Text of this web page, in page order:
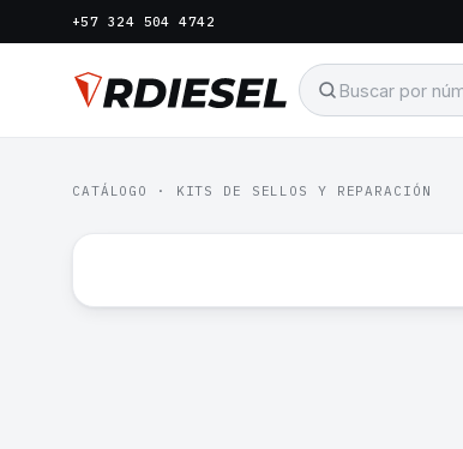
+57 324 504 4742
CATÁLOGO · KITS DE SELLOS Y REPARACIÓN